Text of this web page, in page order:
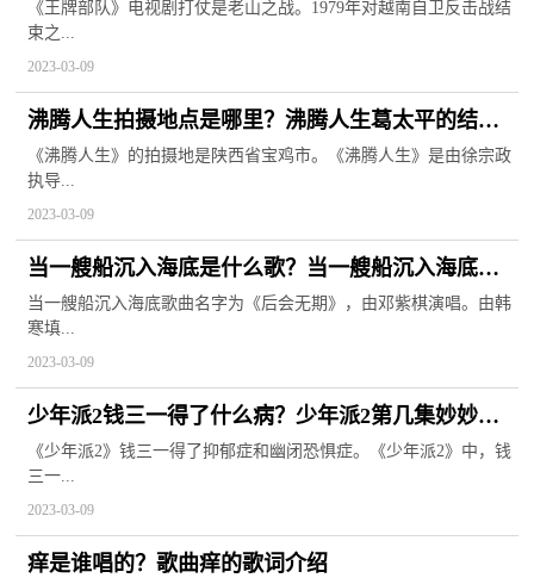
是谁？
《王牌部队》电视剧打仗是老山之战。1979年对越南自卫反击战结
束之...
2023-03-09
沸腾人生拍摄地点是哪里？沸腾人生葛太平的结局
是什么？
《沸腾人生》的拍摄地是陕西省宝鸡市。《沸腾人生》是由徐宗政
执导...
2023-03-09
当一艘船沉入海底是什么歌？当一艘船沉入海底是
什么电影的歌曲？
当一艘船沉入海底歌曲名字为《后会无期》，由邓紫棋演唱。由韩
寒填...
2023-03-09
少年派2钱三一得了什么病？少年派2第几集妙妙和
三一在一起？
《少年派2》钱三一得了抑郁症和幽闭恐惧症。《少年派2》中，钱
三一...
2023-03-09
痒是谁唱的？歌曲痒的歌词介绍